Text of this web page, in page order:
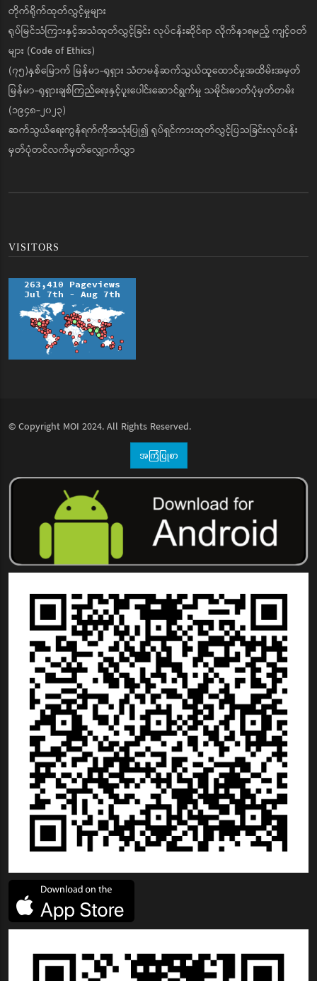
တိုက်ရိုက်ထုတ်လွှင့်မှုများ
ရုပ်မြင်သံကြားနှင့်အသံထုတ်လွှင့်ခြင်း လုပ်ငန်းဆိုင်ရာ လိုက်နာရမည့် ကျင့်ဝတ်
များ (Code of Ethics)
(၇၅)နှစ်မြောက် မြန်မာ-ရုရှား သံတမန်ဆက်သွယ်ထူထောင်မှုအထိမ်းအမှတ်
မြန်မာ-ရုရှားချစ်ကြည်ရေးနှင့်ပူးပေါင်းဆောင်ရွက်မှု သမိုင်းဓာတ်ပုံမှတ်တမ်း
(၁၉၄၈-၂၀၂၃)
ဆက်သွယ်ရေးကွန်ရက်ကိုအသုံးပြု၍ ရုပ်ရှင်ကားထုတ်လွှင့်ပြသခြင်းလုပ်ငန်း
မှတ်ပုံတင်လက်မှတ်လျှောက်လွှာ
VISITORS
© Copyright MOI 2024. All Rights Reserved.
အကြံပြုစာ